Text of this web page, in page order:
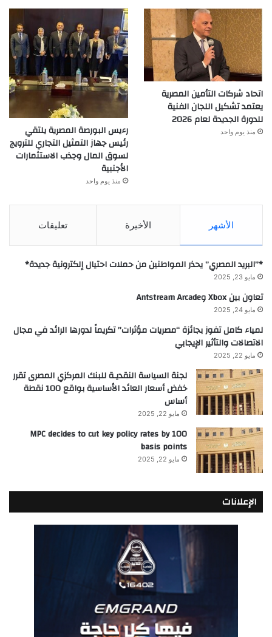
اتحاد شركات التأمين المصرية
يعتمد تشكيل اللجان الفنية
للدورة الجديدة لعام 2026
منذ يوم واحد
رءيس البورصة المصرية يلتقي
رئيس جهاز التمثيل التجاري للترويج
لسوق المال وجذب الاستثمارات
الأجنبية
منذ يوم واحد
الأشهر الأخيرة تعليقات
*”البريد المصري” يحذر المواطنين من حملات احتيال إلكترونية جديدة*
مايو 23, 2025
تعاون بين Xbox وAntstream Arcade
مايو 24, 2025
لمياء كامل تفوز بجائزة “مصريات مؤثرات” تكريماً لدورها الرائد في مجال
الاتصالات والتأثير الإيجابي
مايو 22, 2025
لجنة السياسة النقديـة للبنك المركزي المصرى تقرر
خفض أسعار العائد الأساسية بواقع 100 نقطة
أساس
مايو 22, 2025
MPC decides to cut key policy rates by 100
basis points
مايو 22, 2025
الإعلانات